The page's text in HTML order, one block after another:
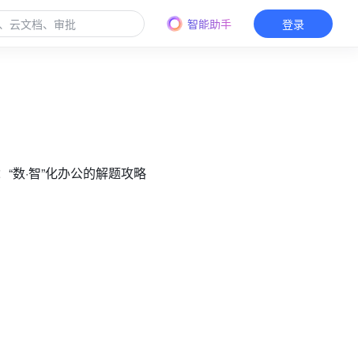
智能助手 登录
“数·智”化办公的解题攻略